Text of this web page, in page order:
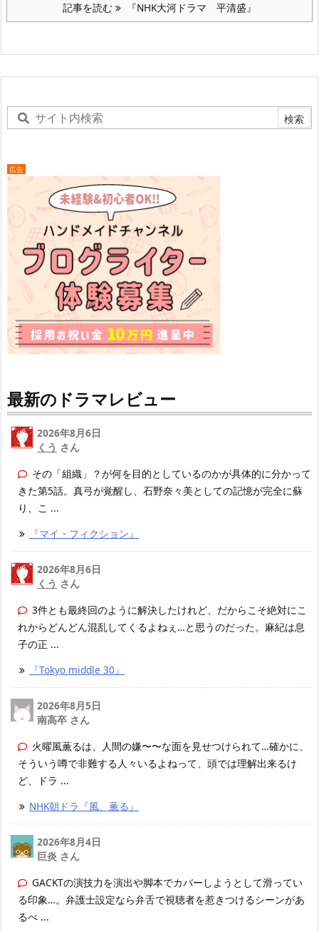
記事を読む 『NHK大河ドラマ 平清盛』
広告
最新のドラマレビュー
2026年8月6日
くう さん
その「組織」？が何を目的としているのかが具体的に分かって
きた第5話。真弓が覚醒し、石野奈々美としての記憶が完全に蘇
り、こ ...
『マイ・フィクション』
2026年8月6日
くう さん
3件とも最終回のように解決したけれど、だからこそ絶対にこ
れからどんどん混乱してくるよねぇ…と思うのだった。麻紀は息
子の正 ...
『Tokyo middle 30』
2026年8月5日
南高卒 さん
火曜風薫るは、人間の嫌〜〜な面を見せつけられて…確かに、
そういう噂で非難する人々いるよねって、頭では理解出来るけ
ど、ドラ ...
NHK朝ドラ『風、薫る』
2026年8月4日
巨炎 さん
GACKTの演技力を演出や脚本でカバーしようとして滑ってい
る印象…。弁護士設定なら弁舌で視聴者を惹きつけるシーンがあ
るべ ...